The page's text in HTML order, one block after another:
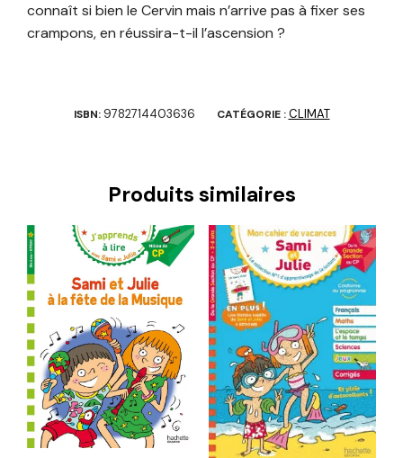
connaît si bien le Cervin mais n’arrive pas à fixer ses
crampons, en réussira-t-il l’ascension ?
ISBN: 9782714403636 CATÉGORIE :CLIMAT
Produits similaires